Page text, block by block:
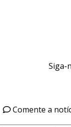
Siga-
Comente a